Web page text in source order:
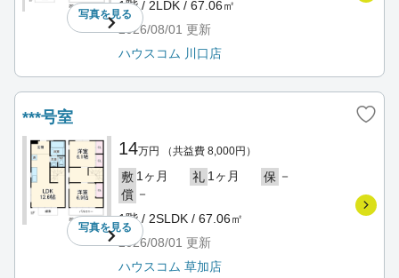
写真を見る
1階 / 2LDK / 67.06㎡
2026/08/01 更新
ハウスコム 川口店
***号室
写真を見る
14万円 （共益費 8,000円）
敷 1ヶ月 礼 1ヶ月 保 －
償 －
1階 / 2SLDK / 67.06㎡
2026/08/01 更新
ハウスコム 草加店